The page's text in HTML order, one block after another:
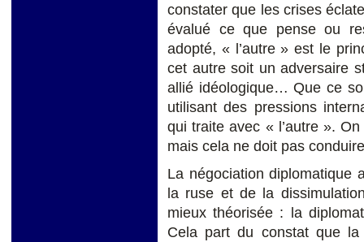
constater que les crises
évalué ce que pense ou
adopté, « l’autre » est le
cet autre soit un adversaire
allié idéologique… Que ce
utilisant des pressions
qui traite avec « l’autre ».
mais cela ne doit pas
La négociation diplomatique
la ruse et de la
mieux théorisée : la
Cela part du constat que